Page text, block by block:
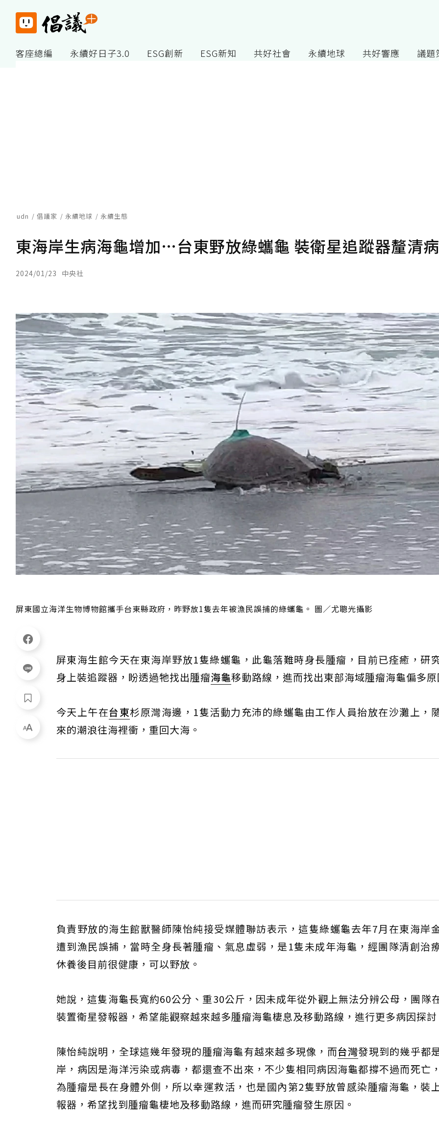
客座總編 永續好日子3.0 ESG創新 ESG新知 共好社會 永續地球 共好響應 議題
udn 倡議家 永續地球 永續生態
東海岸生病海龜增加…台東野放綠蠵龜 裝衛星追蹤器釐清
2024/01/23 中央社
屏東國立海洋生物博物館攜手台東縣政府，昨野放1隻去年被漁民誤捕的綠蠵龜。 圖／尤聰光攝影
屏東海生館今天在東海岸野放1隻綠蠵龜，此龜落難時身長腫瘤，目前已痊癒，研
身上裝追蹤器，盼透過牠找出腫瘤海龜移動路線，進而找出東部海域腫瘤海龜偏多
今天上午在台東杉原灣海邊，1隻活動力充沛的綠蠵龜由工作人員抬放在沙灘上，
來的潮浪往海裡衝，重回大海。
負責野放的海生館獸醫師陳怡純接受媒體聯訪表示，這隻綠蠵龜去年7月在東海岸
遭到漁民誤捕，當時全身長著腫瘤、氣息虛弱，是1隻未成年海龜，經團隊清創治
休養後目前很健康，可以野放。
她說，這隻海龜長寬約60公分、重30公斤，因未成年從外觀上無法分辨公母，團隊
裝置衛星發報器，希望能觀察越來越多腫瘤海龜棲息及移動路線，進行更多病因探
陳怡純說明，全球這幾年發現的腫瘤海龜有越來越多現像，而台灣發現到的幾乎都
岸，病因是海洋污染或病毒，都還查不出來，不少隻相同病因海龜都撐不過而死亡
為腫瘤是長在身體外側，所以幸運救活，也是國內第2隻野放曾感染腫瘤海龜，裝
報器，希望找到腫瘤龜棲地及移動路線，進而研究腫瘤發生原因。